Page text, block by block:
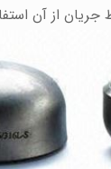
جریان از آن